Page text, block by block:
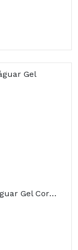
A-Derma Primalba Higiene - Enxáguar Gel Corpo/Cabelo 500ml